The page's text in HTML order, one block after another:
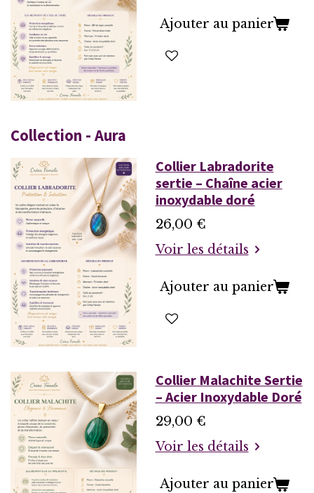
Ajouter au panier
Collection - Aura
Collier Labradorite
sertie – Chaîne acier
inoxydable doré
26,00 €
Voir les détails
Ajouter au panier
Collier Malachite Sertie
– Acier Inoxydable Doré
29,00 €
Voir les détails
Ajouter au panier